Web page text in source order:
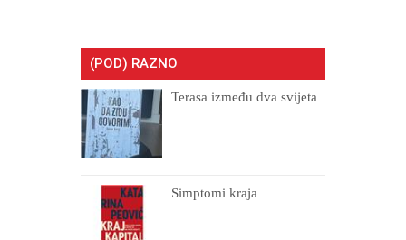
(POD) RAZNO
Terasa između dva svijeta
Simptomi kraja